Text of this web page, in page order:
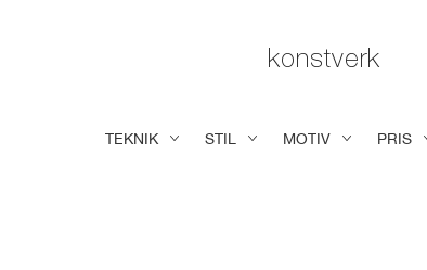
TEKNIK STIL MOTIV PRIS
konstverk